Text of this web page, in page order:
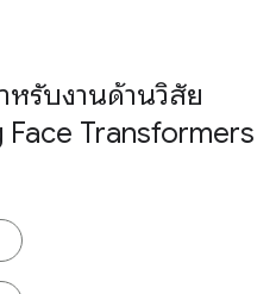
รับงานด้านวิสัย
Face Transformers